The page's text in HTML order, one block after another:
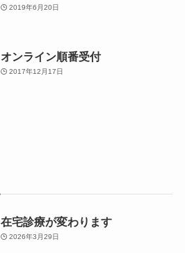
2019年6月20日
オンライン順番受付
2017年12月17日
在宅診療が変わります
2026年3月29日